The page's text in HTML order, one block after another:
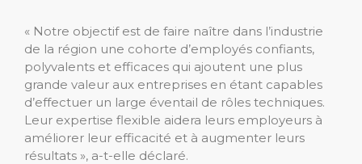
« Notre objectif est de faire naître dans l’industrie
de la région une cohorte d’employés confiants,
polyvalents et efficaces qui ajoutent une plus
grande valeur aux entreprises en étant capables
d’effectuer un large éventail de rôles techniques.
Leur expertise flexible aidera leurs employeurs à
améliorer leur efficacité et à augmenter leurs
résultats », a-t-elle déclaré.